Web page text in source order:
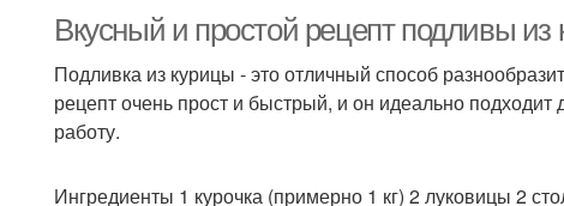
Вкусный и простой рецепт подливы
Подливка из курицы - это отличный способ
рецепт очень прост и быстрый, и он идеально
работу.
Ингредиенты 1 курочка (примерно 1 кг) 2 луковицы 2